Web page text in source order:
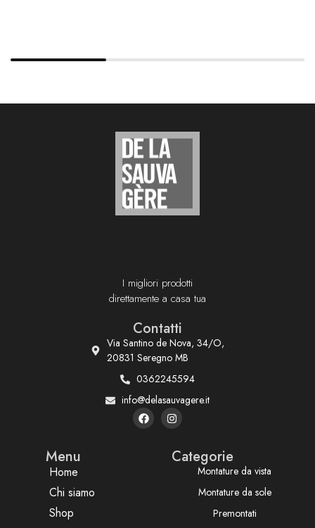
I migliori prodotti
direttamente a casa tua
Contatti
Via Santino de Nova, 34/O,
20831 Seregno MB
0362245594
info@delasauvagere.it
Menu
Home
Chi siamo
Shop
Categorie
Montature da vista
Montature da sole
Premontati